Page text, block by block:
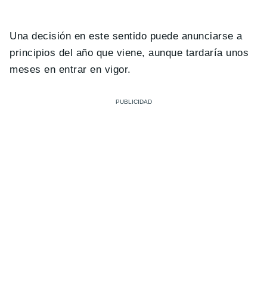
Una decisión en este sentido puede anunciarse a
principios del año que viene, aunque tardaría unos
meses en entrar en vigor.